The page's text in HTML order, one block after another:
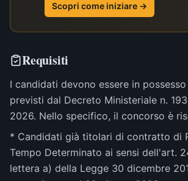
Scopri come iniziare →
Requisiti
I candidati devono essere in
previsti dal Decreto Ministeriale n.
2026. Nello specifico, il concorso è
* Candidati già titolari di contratto di
Tempo Determinato ai sensi dell'art.
lettera a) della Legge 30 dicembre